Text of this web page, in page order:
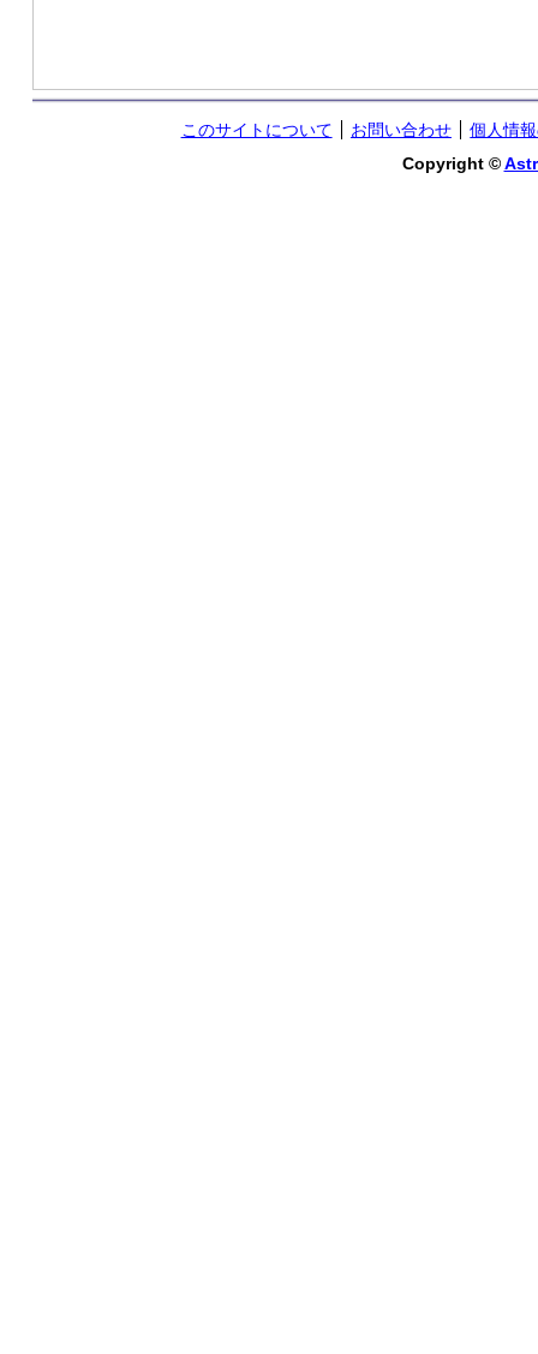
このサイトについて お問い合わせ
個人情
Copyright ©